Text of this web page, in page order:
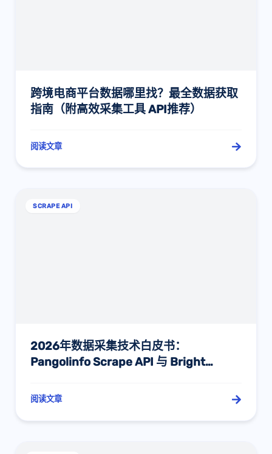
跨境电商平台数据哪里找？最全数据获取
指南（附高效采集工具 API推荐）
阅读文章
SCRAPE API
2026年数据采集技术白皮书：
Pangolinfo Scrape API 与 Bright
度对决
阅读文章